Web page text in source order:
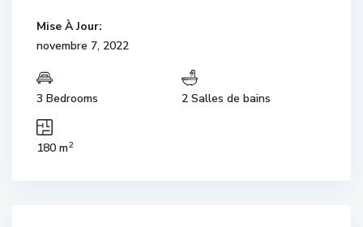
Mise À Jour:
novembre 7, 2022
3 Bedrooms 2 Salles de bains
180 m2